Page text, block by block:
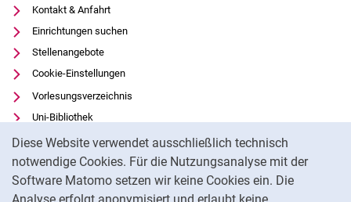
Diese Website verwendet ausschließlich technisch
notwendige Cookies. Für die Nutzungsanalyse mit der
Software Matomo setzen wir keine Cookies ein. Die
Kontakt & Anfahrt
Einrichtungen suchen
Stellenangebote
Cookie-Einstellungen
Vorlesungsverzeichnis
Uni-Bibliothek
Moodle
Panopto
Datenschutz